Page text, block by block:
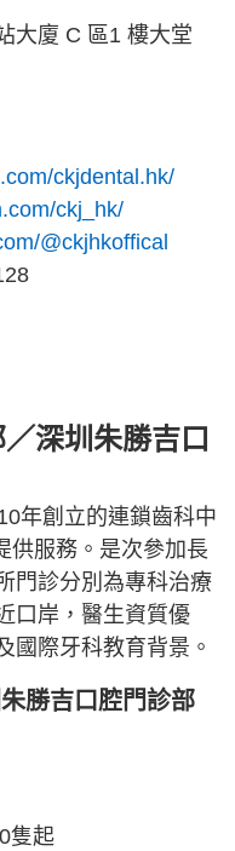
大廈 C 區1 樓大堂
ckjdental.hk/
ckj_hk/
@ckjhkoffical
深圳朱勝吉口
年創立的連鎖齒科中
供服務。是次參加長
門診分別為專科治療
口岸，醫生資質優
國際牙科教育背景。
勝吉口腔門診部
隻起